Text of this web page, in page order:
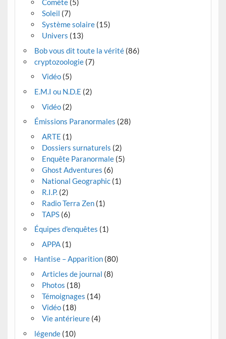
Comète(5)
Soleil (7)
Système solaire(15)
Univers (13)
Bob vous dit toute la vérité(86)
cryptozoologie(7)
Vidéo(5)
E.M.I ou N.D.E (2)
Vidéo(2)
Émissions Paranormales (28)
ARTE (1)
Dossiers surnaturels (2)
Enquête Paranormale(5)
Ghost Adventures (6)
National Geographic(1)
R.I.P.(2)
Radio Terra Zen(1)
TAPS(6)
Équipes d'enquêtes (1)
APPA(1)
Hantise – Apparition(80)
Articles de journal (8)
Photos (18)
Témoignages (14)
Vidéo(18)
Vie antérieure(4)
légende(10)